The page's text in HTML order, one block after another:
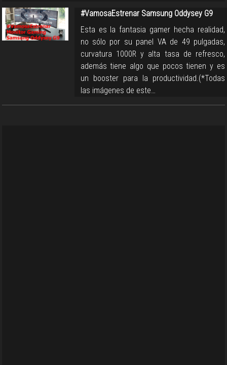
#VamosaEstrenar Samsung Oddysey G9
Esta es la fantasia gamer hecha realidad,
no sólo por su panel VA de 49 pulgadas,
curvatura 1000R y alta tasa de refresco,
además tiene algo que pocos tienen y es
un booster para la productividad.(*Todas
las imágenes de este…